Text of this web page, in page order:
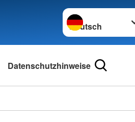
Sprache wechseln zu
Datenschutzhinweise